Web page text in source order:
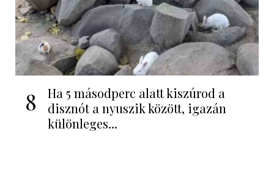
8
Ha 5 másodperc alatt kiszúrod a
disznót a nyuszik között, igazán
különleges...